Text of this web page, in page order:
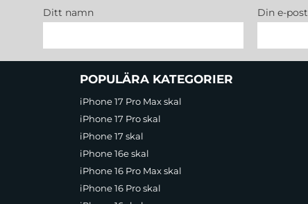
Ditt namn Din e-post
och länkarPOPULÄRA KATEGORIER
iPhone 17 Pro Max skal
iPhone 17 Pro skal
iPhone 17 skal
iPhone 16e skal
iPhone 16 Pro Max skal
iPhone 16 Pro skal